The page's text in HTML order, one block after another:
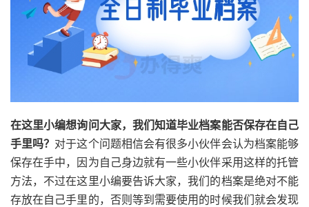
在这里小编想询问大家，我们知道毕业档案能否保存在自己
手里吗？ 对于这个问题相信会有很多小伙伴会认为档案能够
保存在手中，因为自己身边就有一些小伙伴采用这样的托管
方法，不过在这里小编要告诉大家，我们的档案是绝对不能
存放在自己手里的，否则等到需要使用的时候我们就会发现